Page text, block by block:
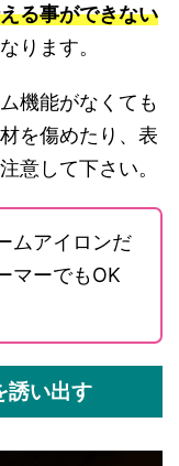
る事ができない
ります。
機能がなくても
を傷めたり、表
意して下さい。
ムアイロンだ
マーでもOK
誘い出す